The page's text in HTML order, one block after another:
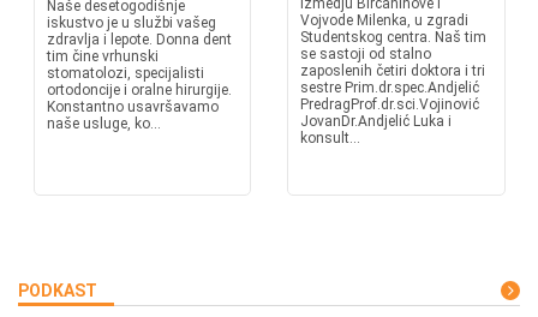
Naše desetogodišnje
iskustvo je u službi vašeg
zdravlja i lepote. Donna dent
tim čine vrhunski
stomatolozi, specijalisti
ortodoncije i oralne hirurgije.
Konstantno usavršavamo
naše usluge, ko...
izmedju Birčaninove i
Vojvode Milenka, u zgradi
Studentskog centra. Naš tim
se sastoji od stalno
zaposlenih četiri doktora i tri
sestre Prim.dr.spec.Andjelić
PredragProf.dr.sci.Vojinović
JovanDr.Andjelić Luka i
konsult...
PODKAST